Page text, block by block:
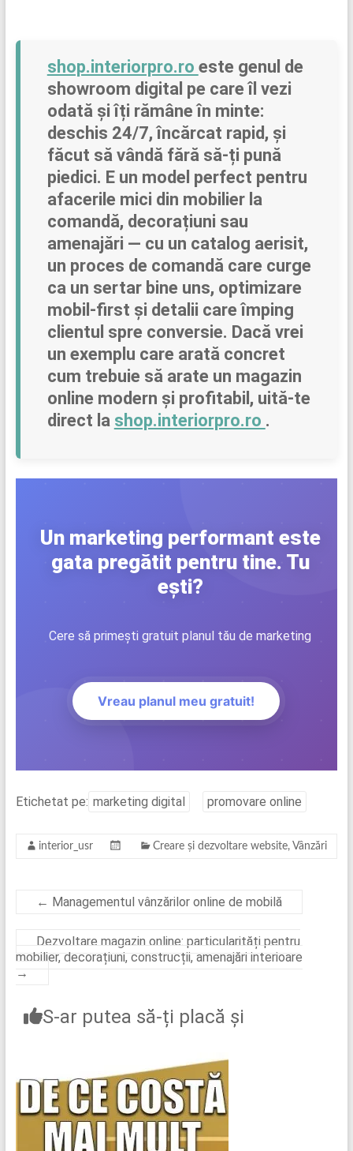
shop.interiorpro.ro este genul de
showroom digital pe care îl vezi
odată și îți rămâne în minte:
deschis 24/7, încărcat rapid, și
făcut să vândă fără să-ți pună
piedici. E un model perfect pentru
afacerile mici din mobilier la
comandă, decorațiuni sau
amenajări — cu un catalog aerisit,
un proces de comandă care curge
ca un sertar bine uns, optimizare
mobil-first și detalii care împing
clientul spre conversie. Dacă vrei
un exemplu care arată concret
cum trebuie să arate un magazin
online modern și profitabil, uită-te
direct la shop.interiorpro.ro .
Un marketing performant este
gata pregătit pentru tine. Tu
ești?
Cere să primești gratuit planul tău de marketing
Vreau planul meu gratuit!
Etichetat pe: marketing digital promovare online
interior_usr Creare și dezvoltare website, Vânzări
← Managementul vânzărilor online de mobilă
Dezvoltare magazin online: particularități pentru
mobilier, decorațiuni, construcții, amenajări interioare
→
S-ar putea să-ți placă și